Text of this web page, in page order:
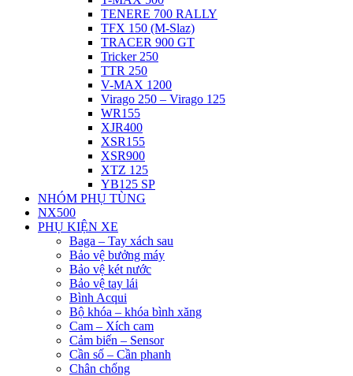
TENERE 700 RALLY
TFX 150 (M-Slaz)
TRACER 900 GT
Tricker 250
TTR 250
V-MAX 1200
Virago 250 – Virago 125
WR155
XJR400
XSR155
XSR900
XTZ 125
YB125 SP
NHÓM PHỤ TÙNG
NX500
PHỤ KIỆN XE
Baga – Tay xách sau
Bảo vệ bưởng máy
Bảo vệ két nước
Bảo vệ tay lái
Bình Acqui
Bộ khóa – khóa bình xăng
Cam – Xích cam
Cảm biến – Sensor
Cần số – Cần phanh
Chân chống